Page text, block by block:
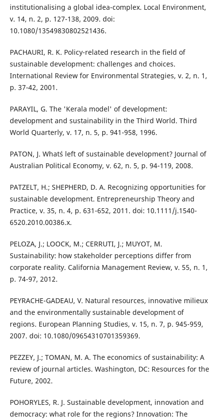
institutionalising a global idea-complex. Local Environment,
v. 14, n. 2, p. 127-138, 2009. doi:
10.1080/13549830802521436.
PACHAURI, R. K. Policy-related research in the field of
sustainable development: challenges and choices.
International Review for Environmental Strategies, v. 2, n. 1,
p. 37-42, 2001.
PARAYIL, G. The 'Kerala model' of development:
development and sustainability in the Third World. Third
World Quarterly, v. 17, n. 5, p. 941-958, 1996.
PATON, J. What´s left of sustainable development? Journal of
Australian Political Economy, v. 62, n. 5, p. 94-119, 2008.
PATZELT, H.; SHEPHERD, D. A. Recognizing opportunities for
sustainable development. Entrepreneurship Theory and
Practice, v. 35, n. 4, p. 631-652, 2011. doi: 10.1111/j.1540-
6520.2010.00386.x.
PELOZA, J.; LOOCK, M.; CERRUTI, J.; MUYOT, M.
Sustainability: how stakeholder perceptions differ from
corporate reality. California Management Review, v. 55, n. 1,
p. 74-97, 2012.
PEYRACHE-GADEAU, V. Natural resources, innovative milieux
and the environmentally sustainable development of
regions. European Planning Studies, v. 15, n. 7, p. 945-959,
2007. doi: 10.1080/09654310701359369.
PEZZEY, J.; TOMAN, M. A. The economics of sustainability: A
review of journal articles. Washington, DC: Resources for the
Future, 2002.
POHORYLES, R. J. Sustainable development, innovation and
democracy: what role for the regions? Innovation: The